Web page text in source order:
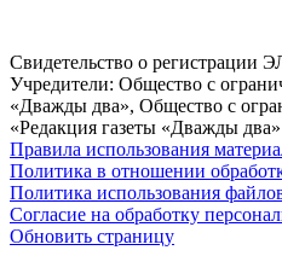
Свидетельство о регистрации
Учредители: Общество с
«Дважды два», Общество с
«Редакция газеты «Дважды два»
Правила использования
Политика в отношении
Политика использования
Согласие на обработку
Обновить страницу